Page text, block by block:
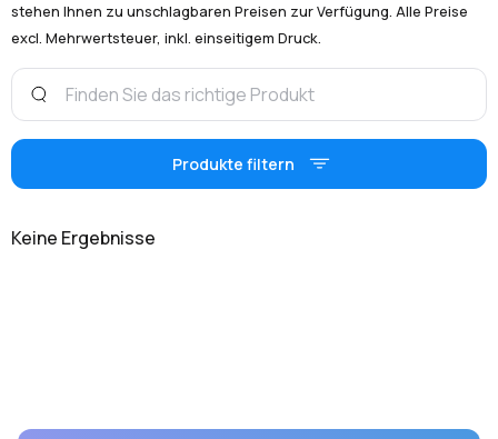
stehen Ihnen zu unschlagbaren Preisen zur Verfügung. Alle Preise
excl. Mehrwertsteuer, inkl. einseitigem Druck.
Produkte filtern
Keine Ergebnisse